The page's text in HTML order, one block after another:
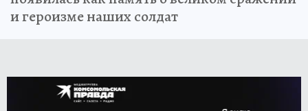
и героизме наших солдат